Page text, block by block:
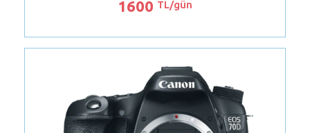
1300TL/gün